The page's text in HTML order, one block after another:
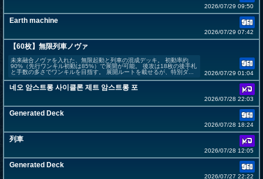
2026/07/29 09:50
Earth machine
2026/07/29 07:42
【60枚】無限列車ノヴァ
未来融合ノヴァを入れた、無限起動と列車の混成デッキ。 初動率約
90%（先行ワンキル初動は85%）で展開が可能。 後攻は18枚の後手札
と手数の多さでワンキルを目指す。 展開ルートを載せるが、特別ダ...
2026/07/29 01:04
네오 암스트롱 사이클론 제트 암스트롱 포
2026/07/28 22:03
Generated Deck
2026/07/28 18:24
列車
2026/07/28 12:05
Generated Deck
2026/07/27 22:22